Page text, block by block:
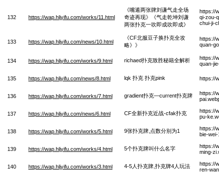
132 https://wap.hljyifu.com/works/11.html
《嘴遁两张牌刘谦气走全场
奇迹再现》《气走乾坤刘谦
两张扑克一吹即成吹即成》
https://
qi-zou-
chui-ji-
133 https://wap.hljyifu.com/news/10.html
《CF北服豆子换扑克全攻
略》》
https://
quan-
134 https://wap.hljyifu.com/works/9.html richaed扑克致胜秘籍全解析
https://
quan-
135 https://wap.hljyifu.com/news/8.html lqk 扑克 扑克pink https://
136 https://wap.hljyifu.com/works/7.html gradient扑克—current扑克牌
https://
137 https://wap.hljyifu.com/news/6.html CF全新扑克近战-cfak扑克
https://
pu-
138 https://wap.hljyifu.com/works/5.html 9张扑克牌,点数分别为1
https://
bie-
139 https://wap.hljyifu.com/works/4.html 5个扑克牌叫什么名字
https://
ming-
140 https://wap.hljyifu.com/works/3.html 4-5人扑克牌,扑克牌4人玩法
https://
ren-